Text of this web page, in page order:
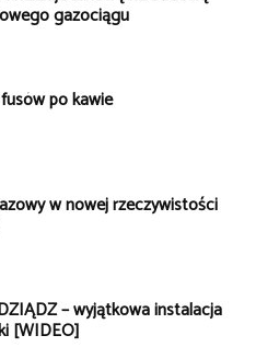
gazociągu
po kawie
w nowej rzeczywistości
– wyjątkowa instalacja
[WIDEO]